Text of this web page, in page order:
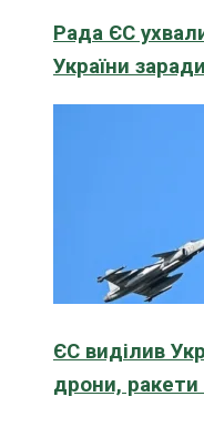
Рада ЄС
України
ЄС виділив
дрони, ракети